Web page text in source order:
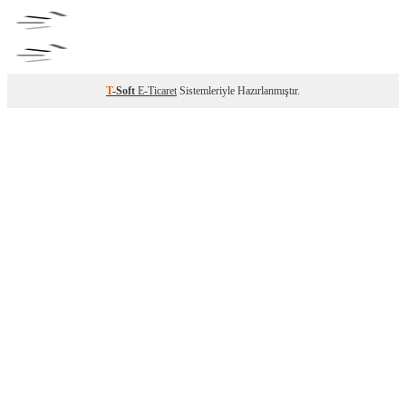
T-Soft E-Ticaret Sistemleriyle Hazırlanmıştır.